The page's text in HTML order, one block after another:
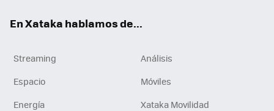
En Xataka hablamos de...
Streaming
Análisis
Espacio
Móviles
Energía
Xataka Movilidad